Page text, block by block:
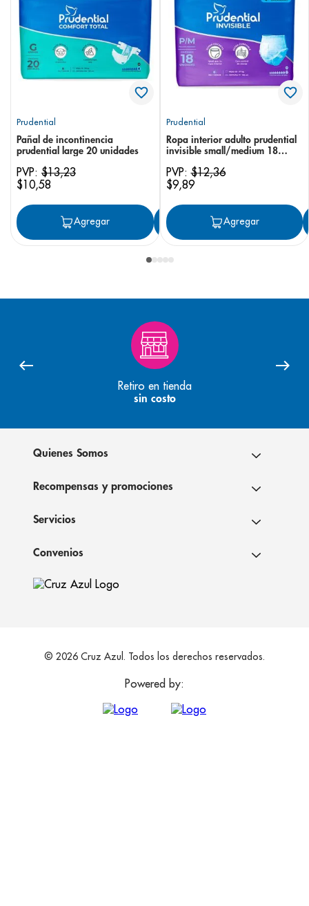
Prudential
Pañal de incontinencia
prudential large 20 unidades
PVP: $13,23
$10,58
Agregar Agregar
Prudential
Ropa interior adulto prudential
invisible small/medium 18
PVP:$12,36
$9,89
Agregar
Retiro en tienda
sin costo
Quienes Somos
Recompensas y promociones
Servicios
Convenios
© 2026 Cruz Azul. Todos los derechos reservados.
Powered by: